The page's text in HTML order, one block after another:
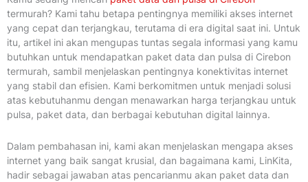
termurah? Kami tahu betapa pentingnya memiliki akses internet
yang cepat dan terjangkau, terutama di era digital saat ini. Untuk
itu, artikel ini akan mengupas tuntas segala informasi yang kamu
butuhkan untuk mendapatkan paket data dan pulsa di Cirebon
termurah, sambil menjelaskan pentingnya konektivitas internet
yang stabil dan efisien. Kami berkomitmen untuk menjadi solusi
atas kebutuhanmu dengan menawarkan harga terjangkau untuk
pulsa, paket data, dan berbagai kebutuhan digital lainnya.
Dalam pembahasan ini, kami akan menjelaskan mengapa akses
internet yang baik sangat krusial, dan bagaimana kami, LinKita,
hadir sebagai jawaban atas pencarianmu akan paket data dan